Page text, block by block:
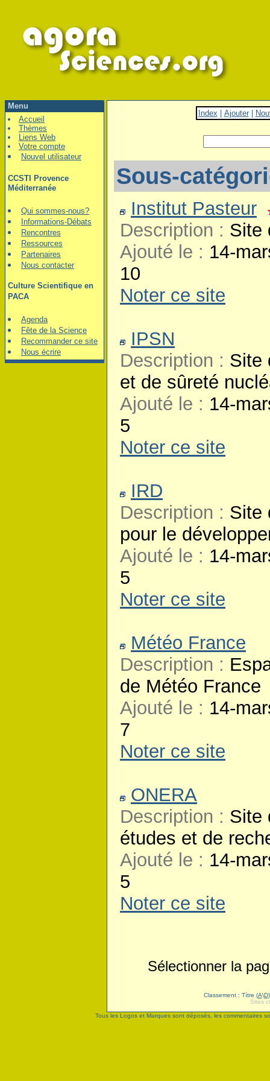
Menu
Accueil
Thèmes
Liens Web
Votre compte
Nouvel utilisateur
CCSTI Provence
Méditerranée
Qui sommes-nous?
Informations-Débats
Rencontres
Ressources
Partenaires
Nous contacter
Culture Scientifique en
PACA
Agenda
Fête de la Science
Recommander ce site
Nous écrire
Index Ajouter
Sous-
Institut Pasteur
Description : Site
Ajouté le : 14-
10
Noter ce site
IPSN
Description : Site
et de sûreté
Ajouté le : 14-
5
Noter ce site
IRD
Description : Site
pour le
Ajouté le : 14-
5
Noter ce site
Météo France
Description :
de Météo France
Ajouté le : 14-
7
Noter ce site
ONERA
Description : Site
études et de
Ajouté le : 14-
5
Noter ce site
Sélectionner la
Classement : Títre (A\D
Sites
Tous les Logos et Marques sont déposés, les commentaires